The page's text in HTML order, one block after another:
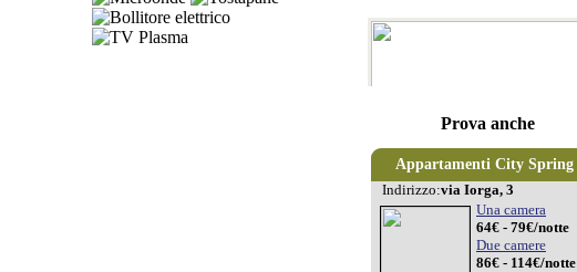
Spring Holiday
Prova anche
Appartamenti City Spring
Indirizzo:via Iorga, 3
Una camera
64€ - 79€/notte
Due camere
86€ - 114€/notte